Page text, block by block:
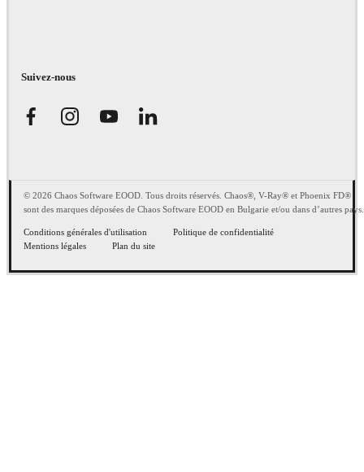
Suivez-nous
© 2026 Chaos Software EOOD. Tous droits réservés. Chaos®, V-Ray® et Phoenix FD®
sont des marques déposées de Chaos Software EOOD en Bulgarie et/ou dans d’autres pays.
Conditions générales d'utilisation
Politique de confidentialité
Mentions légales
Plan du site